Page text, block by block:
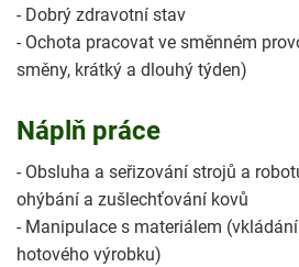
- Dobrý zdravotní stav
- Ochota pracovat ve směnném
směny, krátký a dlouhý týden)
Náplň práce
- Obsluha a seřizování strojů a
ohýbání a zušlechťování kovů
- Manipulace s materiálem
hotového výrobku)